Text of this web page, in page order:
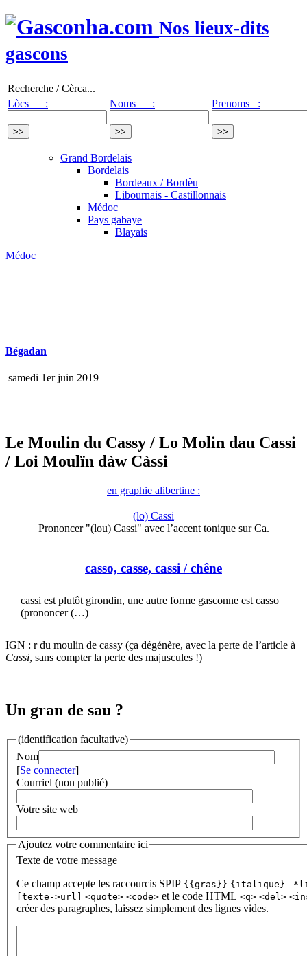
Nos lieux-dits
gascons
Recherche / Cèrca...
Lòcs :
Noms : Prenoms :
Grand Bordelais
Bordelais
Bordeaux / Bordèu
Libournais - Castillonnais
Médoc
Pays gabaye
Blayais
Médoc
Bégadan
samedi 1er juin 2019
Le Moulin du Cassy / Lo Molin dau Cassi
/ Loi Moulïn dàw Càssi
en graphie alibertine :
(lo) Cassi
Prononcer "(lou) Cassi" avec l’accent tonique sur Ca.
casso, casse, cassi / chêne
cassi est plutôt girondin, une autre forme gasconne est casso
(prononcer (…)
IGN : r du moulin de cassy (ça dégénère, avec la perte de l’article à
Cassi, sans compter la perte des majuscules !)
Un gran de sau ?
(identification facultative)
Nom
[Se connecter]
Courriel (non publié)
Votre site web
Ajoutez votre commentaire ici
Texte de votre message
Ce champ accepte les raccourcis SPIP {{gras}} {italique} -
[texte->url]
<quote> <code> et le code HTML <q> <del>
créer des paragraphes, laissez simplement des lignes vides.